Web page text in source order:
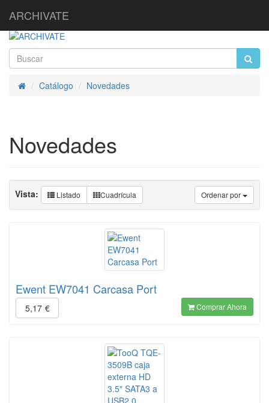
ARCHIVATE
InicioCatálogo Novedades
Novedades
Ordenar por
Vista: Listado Cuadrícula
Ewent EW7041 Carcasa Port
5,17 € Comprar Ahora